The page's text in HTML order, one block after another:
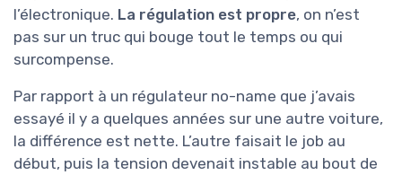
l’électronique. La régulation est propre, on n’est
pas sur un truc qui bouge tout le temps ou qui
surcompense.
Par rapport à un régulateur no-name que j’avais
essayé il y a quelques années sur une autre voiture,
la différence est nette. L’autre faisait le job au
début, puis la tension devenait instable au bout de